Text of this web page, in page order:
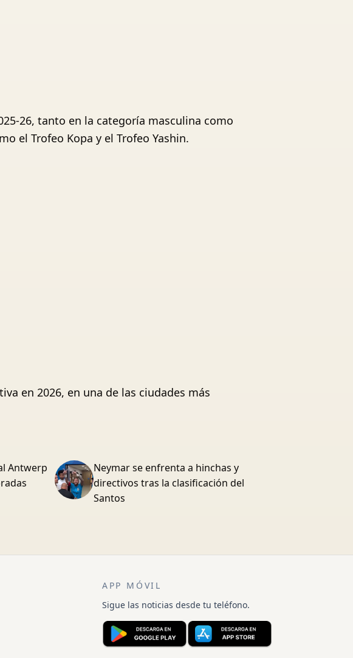
26, tanto en la categoría masculina como
el Trofeo Kopa y el Trofeo Yashin.
en 2026, en una de las ciudades más
Antwerp
Neymar se enfrenta a hinchas y
directivos tras la clasificación del
Santos
APP MÓVIL
Sigue las noticias desde tu teléfono.